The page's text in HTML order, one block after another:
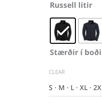
(microfleece)
Þyngd: 315 g/
Stærðir: XS – S –
þvo við allt að
Russell litir
Stærðir í boði
CLEAR
S · M · L · XL ·
Herrajakki
"Smart
Softshell"
quantity